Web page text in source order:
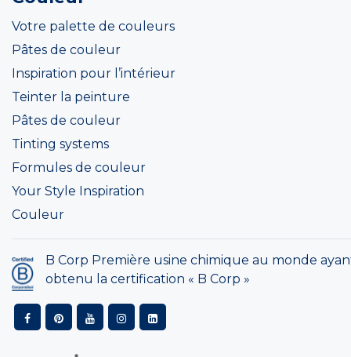
Votre palette de couleurs
Pâtes de couleur
Inspiration pour l’intérieur
Teinter la peinture
Pâtes de couleur
Tinting systems
Formules de couleur
Your Style Inspiration
Couleur
B Corp Première usine chimique au monde
obtenu la certification « B Corp »